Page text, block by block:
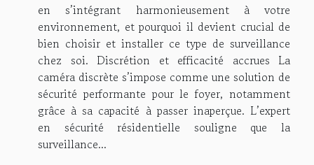
en s’intégrant harmonieusement à votre
environnement, et pourquoi il devient crucial de
bien choisir et installer ce type de surveillance
chez soi. Discrétion et efficacité accrues La
caméra discrète s’impose comme une solution de
sécurité performante pour le foyer, notamment
grâce à sa capacité à passer inaperçue. L’expert
en sécurité résidentielle souligne que la
surveillance...